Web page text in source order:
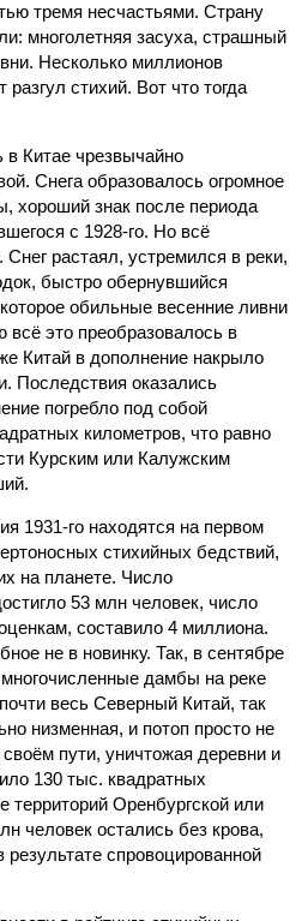
тремя несчастьями. Страну
многолетняя засуха, страшный
Несколько миллионов
стихий. Вот что тогда
Китае чрезвычайно
Снега образовалось огромное
хороший знак после периода
с 1928-го. Но всё
растаял, устремился в реки,
быстро обернувшийся
обильные весенние ливни
всё это преобразовалось в
Китай в дополнение накрыло
Последствия оказались
погребло под собой
километров, что равно
Курским или Калужским
1931-го находятся на первом
стихийных бедствий,
на планете. Число
53 млн человек, число
составило 4 миллиона.
не в новинку. Так, в сентябре
дамбы на реке
весь Северный Китай, так
низменная, и потоп просто не
пути, уничтожая деревни и
130 тыс. квадратных
территорий Оренбургской или
человек остались без крова,
спровоцированной